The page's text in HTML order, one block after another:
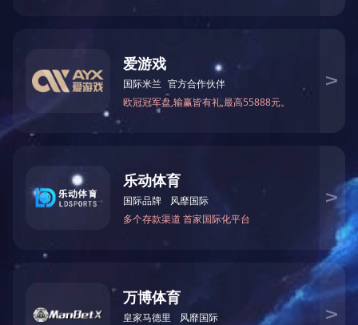
史。拥有完善的研制测试能力，技术先进，工艺精湛，质量控制严
格。生产的产品有绝缘电阻表，接地电阻表，测湿仪，高阻计，耐压
试验仪，交直流电阻箱，标准电容器，标准电感箱，高压电桥系列，
稳压电源系列及各类开关电源。
企业在新品开发，设计及新材料的使用方面一直在同行中处于杰
扩大，远销美国，东南亚，港澳等国家和地区。
“梅格”为本企业产品的注册商标。
版权所有 2020 开云手机官方版登录入口-开云（中国）